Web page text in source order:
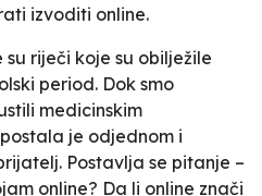
izvoditi online.
riječi koje su obilježile
period. Dok smo
medicinskim
postala je odjednom i
Postavlja se pitanje –
online? Da li online znači